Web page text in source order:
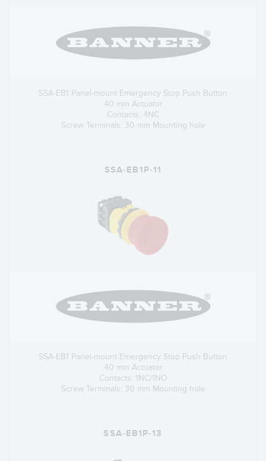
SSA-EB1 Panel-mount Emergency Stop Push Button
40 mm Actuator
Contacts: 4NC
Screw Terminals; 30 mm Mounting hole
SSA-EB1P-11
SSA-EB1 Panel-mount Emergency Stop Push Button
40 mm Actuator
Contacts: 1NC/1NO
Screw Terminals; 30 mm Mounting hole
SSA-EB1P-13